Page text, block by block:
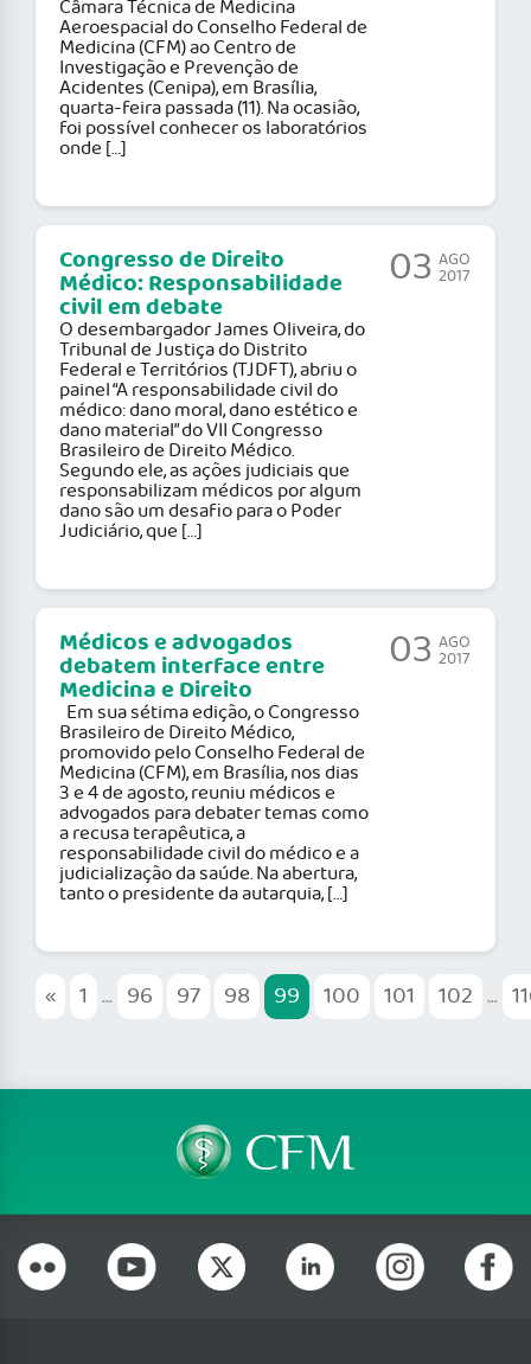
Câmara Técnica de Medicina
Aeroespacial do Conselho Federal de
Medicina (CFM) ao Centro de
Investigação e Prevenção de
Acidentes (Cenipa), em Brasília,
quarta-feira passada (11). Na ocasião,
foi possível conhecer os laboratórios
onde […]
Congresso de Direito
Médico: Responsabilidade
civil em debate
O desembargador James Oliveira, do
Tribunal de Justiça do Distrito
Federal e Territórios (TJDFT), abriu o
painel “A responsabilidade civil do
médico: dano moral, dano estético e
dano material” do VII Congresso
Brasileiro de Direito Médico.
Segundo ele, as ações judiciais que
responsabilizam médicos por algum
dano são um desafio para o Poder
Judiciário, que […]
03 AGO
2017
Médicos e advogados
debatem interface entre
Medicina e Direito
Em sua sétima edição, o Congresso
Brasileiro de Direito Médico,
promovido pelo Conselho Federal de
Medicina (CFM), em Brasília, nos dias
3 e 4 de agosto, reuniu médicos e
advogados para debater temas como
a recusa terapêutica, a
responsabilidade civil do médico e a
judicialização da saúde. Na abertura,
tanto o presidente da autarquia, […]
03 AGO
2017
« 1 ... 96 97 98 99 100 101 102 ...